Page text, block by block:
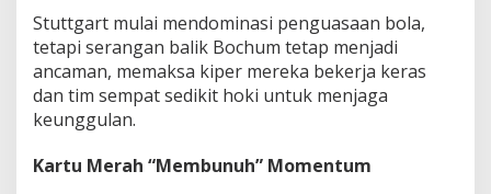
Stuttgart mulai mendominasi penguasaan bola,
tetapi serangan balik Bochum tetap menjadi
ancaman, memaksa kiper mereka bekerja keras
dan tim sempat sedikit hoki untuk menjaga
keunggulan.
Kartu Merah “Membunuh” Momentum